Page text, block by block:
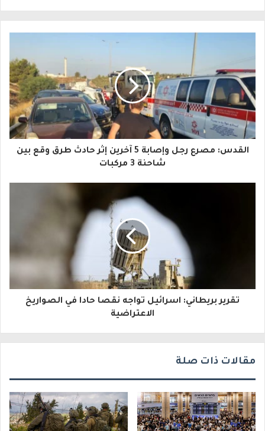
ي
د
ك
ا
إ
القدس: مصرع رجل وإصابة 5 آخرين إثر حادث طرق وقع بين
شاحنة 3 مركبات
تقرير بريطاني: اسرائيل تواجه نقصا حادا في الصواريخ
الاعتراضية
مقالات ذات صلة